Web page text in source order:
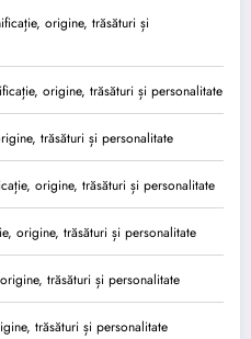
origine, trăsături și
origine, trăsături și personalitate
trăsături și personalitate
origine, trăsături și personalitate
origine, trăsături și personalitate
trăsături și personalitate
trăsături și personalitate